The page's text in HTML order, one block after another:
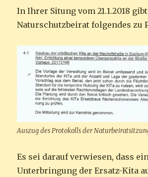
In Ihrer Situng vom 21.1.2018
Naturschutzbeirat folgendes zu
Auszug des Protokolls der
Es sei darauf verwiesen, dass
Unterbringung der Ersatz-Kita